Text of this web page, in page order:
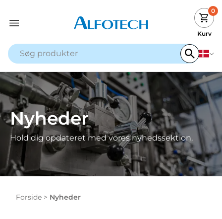
0
Kurv
Nyheder
Hold dig opdateret med vores nyhedssektion.
Forside > Nyheder